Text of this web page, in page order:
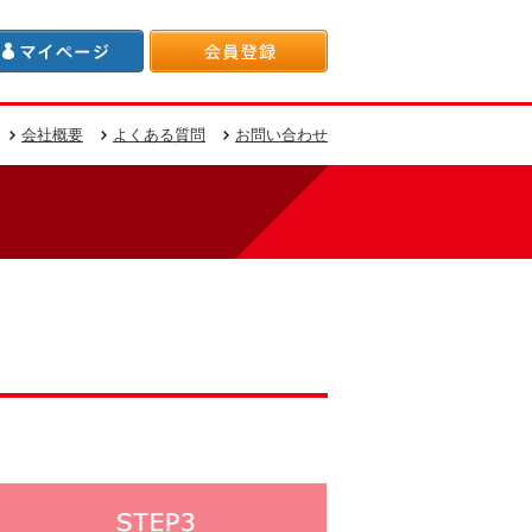
会社概要 よくある質問 お問い合わせ